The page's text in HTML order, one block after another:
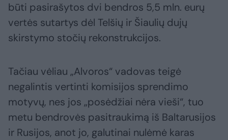
būti pasirašytos dvi bendros 5,5 mln. eurų
vertės sutartys dėl Telšių ir Šiaulių dujų
skirstymo stočių rekonstrukcijos.
Tačiau vėliau „Alvoros“ vadovas teigė
negalintis vertinti komisijos sprendimo
motyvų, nes jos „posėdžiai nėra vieši“, tuo
metu bendrovės pasitraukimą iš Baltarusijos
ir Rusijos, anot jo, galutinai nulėmė karas